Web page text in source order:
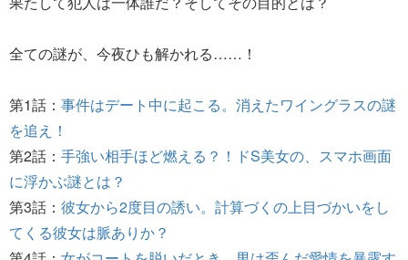
全ての謎が、今夜ひも解かれる……！
第1話： 事件はデート中に起こる。消えたワイングラスの謎
を追え！
第2話： 手強い相手ほど燃える？！ドS美女の、スマホ画面
に浮かぶ謎とは？
第3話： 彼女から2度目の誘い。計算づくの上目づかいをし
てくる彼女は脈ありか？